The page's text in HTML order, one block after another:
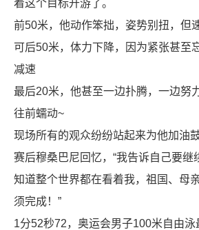
着这个目标开游了。
前50米，他动作笨拙，姿势别扭，但
可后50米，体力下降，因为紧张甚至
减速
最后20米，他甚至一边扑腾，一边努
往前蠕动~
现场所有的观众纷纷站起来为他加油鼓
赛后穆桑巴尼回忆，“我告诉自己要继
知道整个世界都在看着我，祖国、母
须完成！”
1分52秒72，奥运会男子100米自由泳